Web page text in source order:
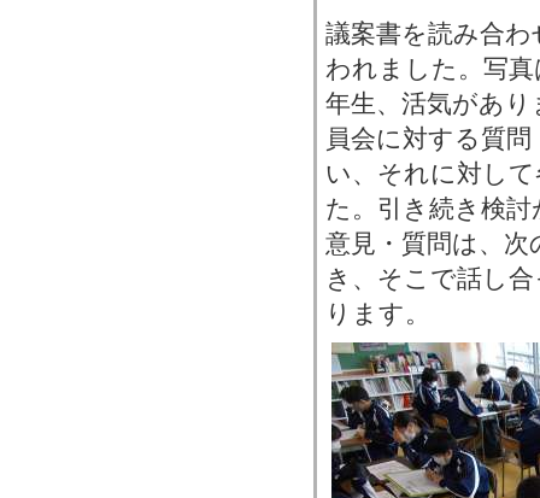
議案書を読み合
われました。写
年生、活気があ
員会に対する質
い、それに対し
た。引き続き検
意見・質問は、
き、そこで話し
ります。